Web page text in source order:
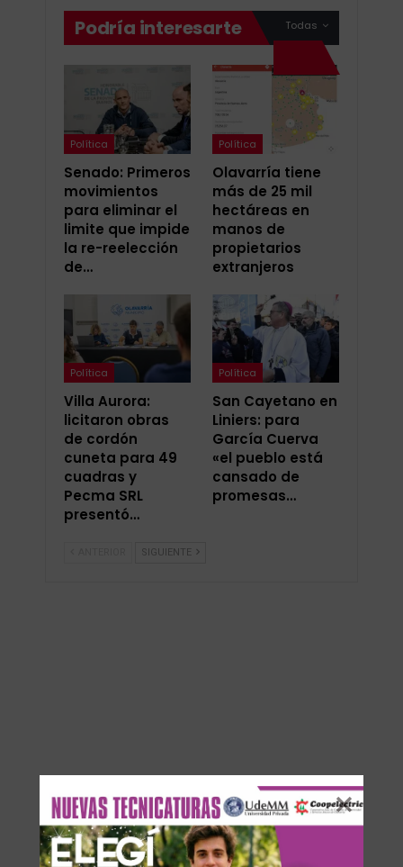
Todas
Podría interesarte
Política
Senado: Primeros
movimientos
para eliminar el
limite que impide
la re-reelección
de…
Política
Olavarría tiene
más de 25 mil
hectáreas en
manos de
propietarios
extranjeros
Política
Villa Aurora:
licitaron obras
de cordón
cuneta para 49
cuadras y
Pecma SRL
presentó…
Política
San Cayetano en
Liniers: para
García Cuerva
«el pueblo está
cansado de
promesas…
SIGUIENTE